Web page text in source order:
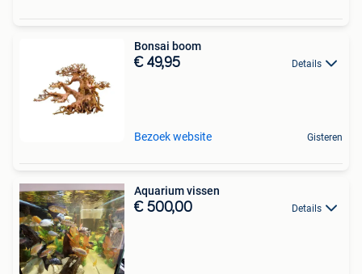
Bonsai boom
€ 49,95 Details
Bezoek website Gisteren
Aquarium vissen
€ 500,00 Details